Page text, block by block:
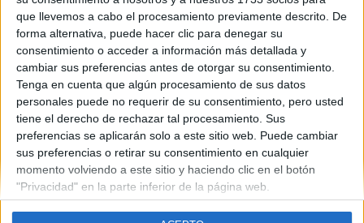
que llevemos a cabo el procesamiento previamente descrito. De
forma alternativa, puede hacer clic para denegar su
consentimiento o acceder a información más detallada y
cambiar sus preferencias antes de otorgar su consentimiento.
Tenga en cuenta que algún procesamiento de sus datos
personales puede no requerir de su consentimiento, pero usted
tiene el derecho de rechazar tal procesamiento. Sus
preferencias se aplicarán solo a este sitio web. Puede cambiar
sus preferencias o retirar su consentimiento en cualquier
momento volviendo a este sitio y haciendo clic en el botón
"Privacidad" en la parte inferior de la página web.
Email: info@forofp.es
Información legal
Aviso legal
Política de privacidad
Condiciones generales de contratación
Política de cookies